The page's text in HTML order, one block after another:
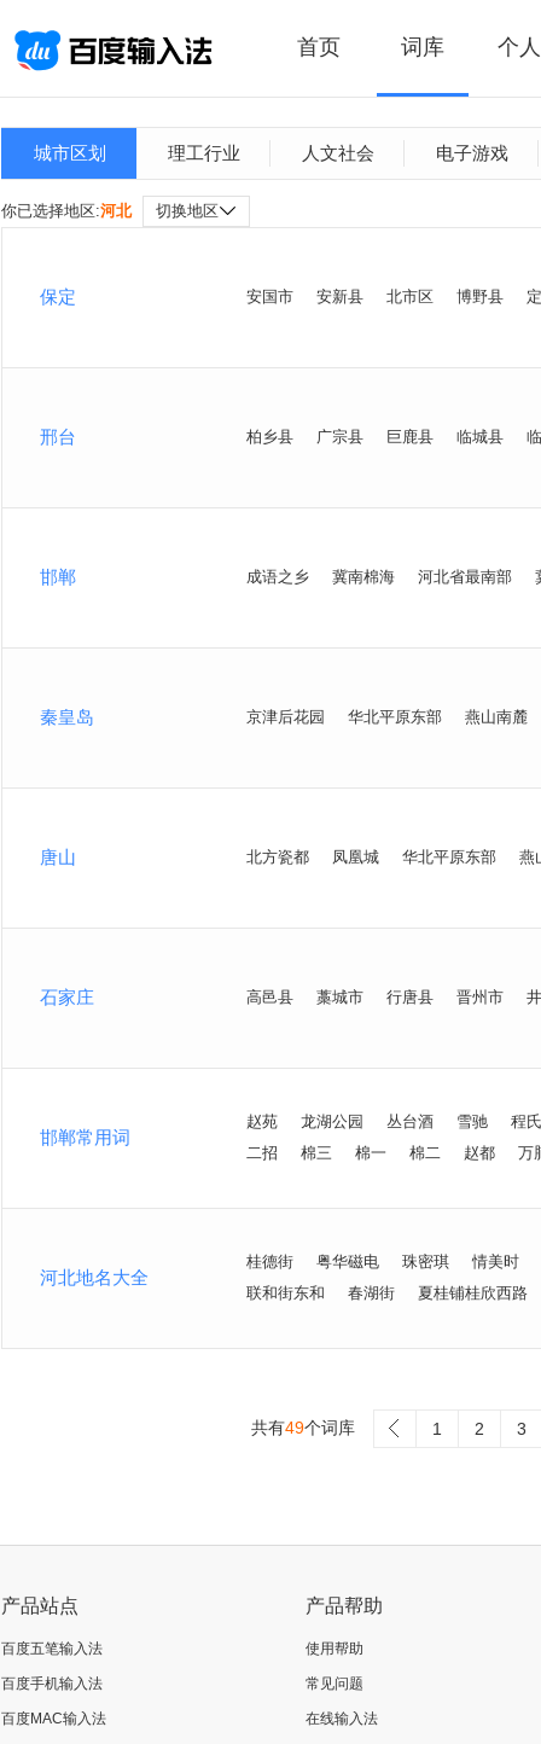
首页 词库 个
城市区划 理工行业 人文社会 电子游戏
你已选择地区:河北 切换地区
保定 安国市 安新县 北市区 博野县
邢台 柏乡县 广宗县 巨鹿县 临城县
邯郸 成语之乡 冀南棉海 河北省最南部
秦皇岛 京津后花园 华北平原东部 燕山南麓
唐山 北方瓷都 凤凰城 华北平原东部 燕
石家庄 高邑县 藁城市 行唐县 晋州市
邯郸常用词
赵苑 龙湖公园 丛台酒 雪驰
程氏
二招
棉三 棉一 棉二 赵都 万
河北地名大全
桂德街 粤华磁电 珠密琪
情美时
联和街东和
春湖街 夏桂铺桂欣西路
共有49个词库 1 2 3
产品站点
百度五笔输入法
百度手机输入法
百度MAC输入法
产品帮助
使用帮助
常见问题
在线输入法